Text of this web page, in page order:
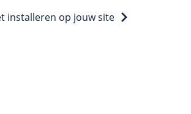
installeren op jouw site